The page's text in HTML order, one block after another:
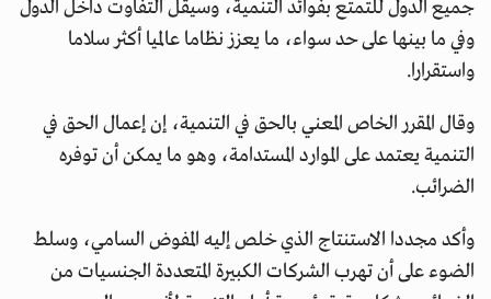
جميع الدول للتمتع بفوائد التنمية، وسيقل التفاوت داخل الدول
وفي ما بينها على حد سواء، ما يعزز نظاما عالميا أكثر سلاما
واستقرارا.
وقال المقرر الخاص المعني بالحق في التنمية، إن إعمال الحق في
التنمية يعتمد على الموارد المستدامة، وهو ما يمكن أن توفره
الضرائب.
وأكد مجددا الاستنتاج الذي خلص إليه المفوض السامي، وسلط
الضوء على أن تهرب الشركات الكبيرة المتعددة الجنسيات من